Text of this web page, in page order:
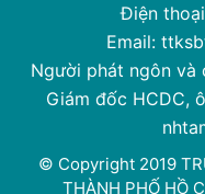
Điện
Email:
Người phát ngôn và
Giám đốc HCDC,
© Copyright 2019
THÀNH PHỐ HỒ